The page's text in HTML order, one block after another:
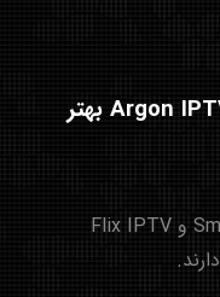
کدام اپلیکیشن برای نصب Argon IPTV بهتر
اپ‌هایی مثل Smart IPTV، IBO Player و Flix IPTV